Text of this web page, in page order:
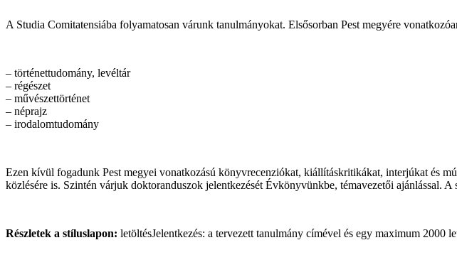
A Studia Comitatensiába folyamatosan várunk tanulmányokat. Elsősorban Pest megyére
– történettudomány, levéltár
– régészet
– művészettörténet
– néprajz
– irodalomtudomány
Ezen kívül fogadunk Pest megyei vonatkozású könyvrecenziókat, kiállításkritikákat, interjúkat és
közlésére is. Szintén várjuk doktoranduszok jelentkezését Évkönyvünkbe, témavezetői ajánlással.
Részletek a stíluslapon: letöltésJelentkezés: a tervezett tanulmány címével és egy maximum 2000